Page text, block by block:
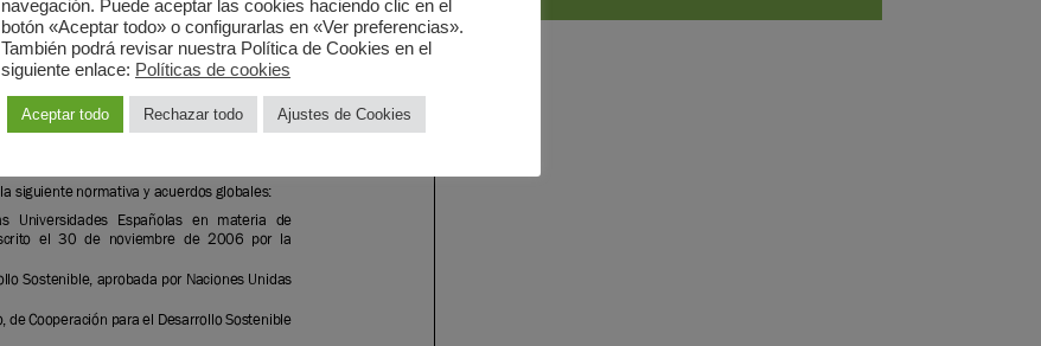
navegación. Puede aceptar las cookies haciendo clic en el
botón «Aceptar todo» o configurarlas en «Ver preferencias».
También podrá revisar nuestra Política de Cookies en el
siguiente enlace: Políticas de cookies
Aceptar todo Rechazar todo Ajustes de Cookies